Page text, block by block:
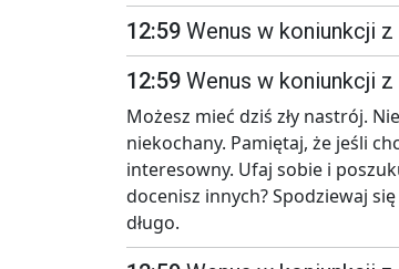
12:59 Wenus w koniunkcji
12:59 Wenus w koniunkcji z
Możesz mieć dziś zły nastrój.
niekochany. Pamiętaj, że jeśli
interesowny. Ufaj sobie i
docenisz innych? Spodziewaj
długo.